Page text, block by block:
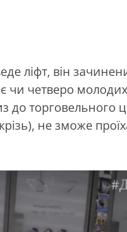
ліфт, він
чи четверо
до торговельного
не зможе